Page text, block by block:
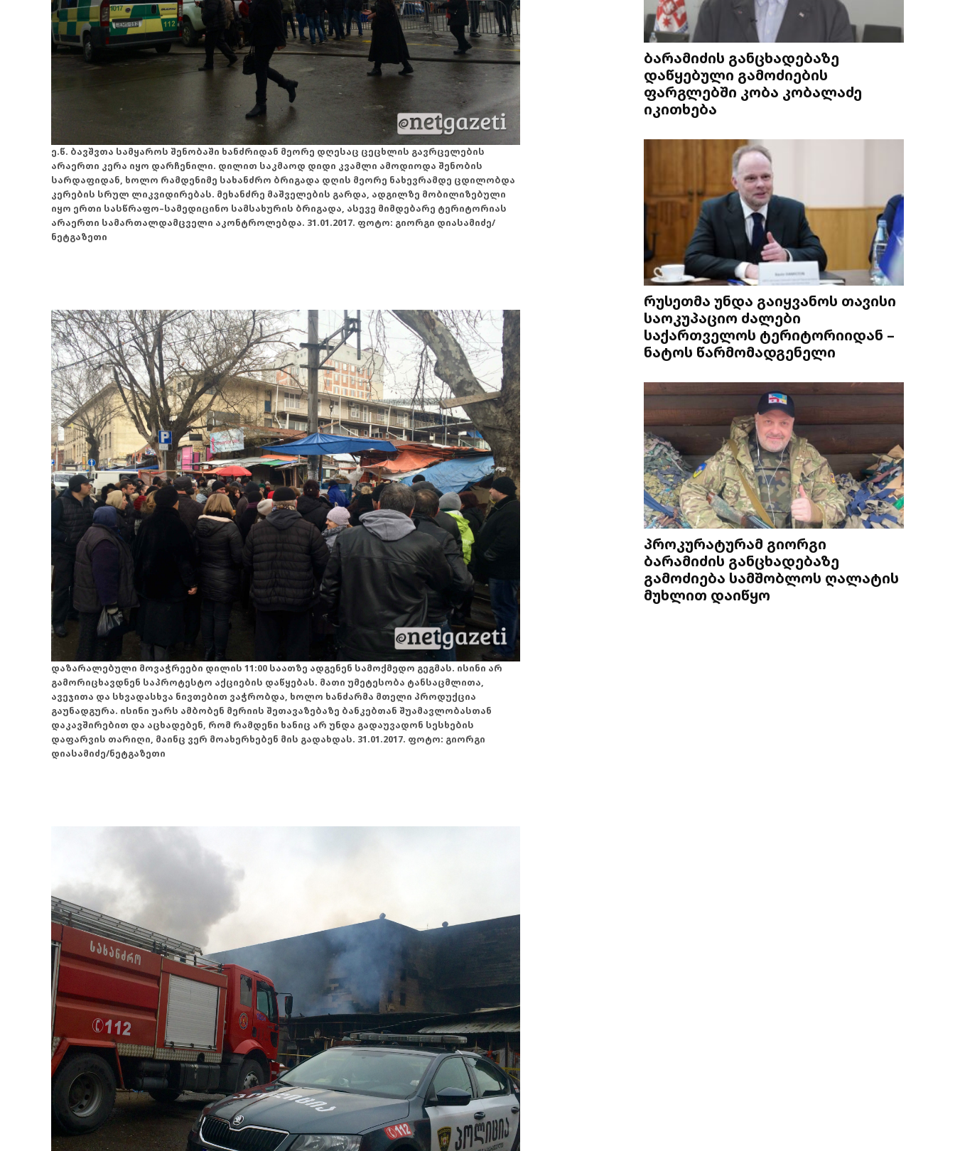
ე.წ. ბავშვთა სამყაროს შენობაში ხანძრიდან მეორე დღესაც ცეცხლის გავრცელების
არაერთი კერა იყო დარჩენილი. დილით საკმაოდ დიდი კვამლი ამოდიოდა შენობის
სარდაფიდან, ხოლო რამდენიმე სახანძრო ბრიგადა დღის მეორე ნახევრამდე ცდილობდა
კერების სრულ ლიკვიდირებას. მეხანძრე მაშველების გარდა, ადგილზე მობილიზებული
იყო ერთი სასწრაფო–სამედიცინო სამსახურის ბრიგადა, ასევე მიმდებარე ტერიტორიას
არაერთი სამართალდამცველი აკონტროლებდა. 31.01.2017. ფოტო: გიორგი დიასამიძე/
ნეტგაზეთი
დაზარალებული მოვაჭრეები დილის 11:00 საათზე ადგენენ სამოქმედო გეგმას. ისინი არ
გამორიცხავდნენ საპროტესტო აქციების დაწყებას. მათი უმეტესობა ტანსაცმლითა,
ავეჯითა და სხვადასხვა ნივთებით ვაჭრობდა, ხოლო ხანძარმა მთელი პროდუქცია
გაუნადგურა. ისინი უარს ამბობენ მერიის შეთავაზებაზე ბანკებთან შუამავლობასთან
დაკავშირებით და აცხადებენ, რომ რამდენი ხანიც არ უნდა გადაუვადონ სესხების
დაფარვის თარიღი, მაინც ვერ მოახერხებენ მის გადახდას. 31.01.2017. ფოტო: გიორგი
დიასამიძე/ნეტგაზეთი
ბარამიძის განცხადებაზე
დაწყებული გამოძიების
ფარგლებში კობა კობალაძე
იკითხება
რუსეთმა უნდა გაიყვანოს თავისი
საოკუპაციო ძალები
საქართველოს ტერიტორიიდან –
ნატოს წარმომადგენელი
პროკურატურამ გიორგი
ბარამიძის განცხადებაზე
გამოძიება სამშობლოს ღალატის
მუხლით დაიწყო